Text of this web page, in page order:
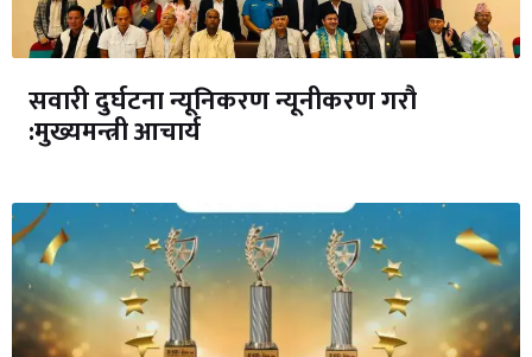
सवारी दुर्घटना न्यूनिकरण न्यूनीकरण गरौ
:मुख्यमन्त्री आचार्य